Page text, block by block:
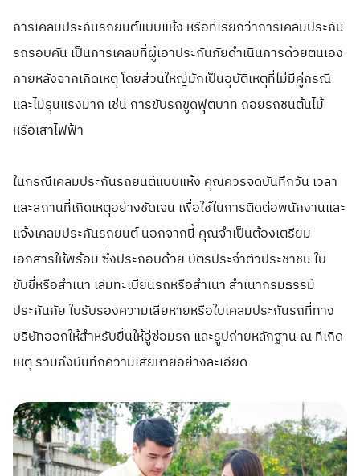
การเคลมประกันรถยนต์แบบแห้ง หรือที่เรียกว่าการเคลมประกัน
รถรอบคัน เป็นการเคลมที่ผู้เอาประกันภัยดำเนินการด้วยตนเอง
ภายหลังจากเกิดเหตุ โดยส่วนใหญ่มักเป็นอุบัติเหตุที่ไม่มีคู่กรณี
และไม่รุนแรงมาก เช่น การขับรถขูดฟุตบาท ถอยรถชนต้นไม้
หรือเสาไฟฟ้า
ในกรณีเคลมประกันรถยนต์แบบแห้ง คุณควรจดบันทึกวัน เวลา
และสถานที่เกิดเหตุอย่างชัดเจน เพื่อใช้ในการติดต่อพนักงานและ
แจ้งเคลมประกันรถยนต์ นอกจากนี้ คุณจำเป็นต้องเตรียม
เอกสารให้พร้อม ซึ่งประกอบด้วย บัตรประจำตัวประชาชน ใบ
ขับขี่หรือสำเนา เล่มทะเบียนรถหรือสำเนา สำเนากรมธรรม์
ประกันภัย ใบรับรองความเสียหายหรือใบเคลมประกันรถที่ทาง
บริษัทออกให้สำหรับยื่นให้อู่ซ่อมรถ และรูปถ่ายหลักฐาน ณ ที่เกิด
เหตุ รวมถึงบันทึกความเสียหายอย่างละเอียด